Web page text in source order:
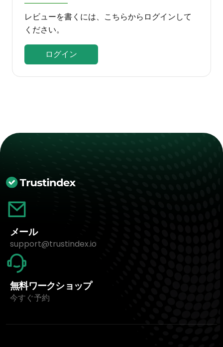
レビューを書くには、こちらからログインして
ください。
ログイン
メール
support@trustindex.io
無料ワークショップ
今すぐ予約